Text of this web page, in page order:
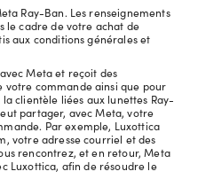
Ray-Ban. Les renseignements
le cadre de votre achat de
aux conditions générales et
Meta et reçoit des
commande ainsi que pour
clientèle liées aux lunettes Ray-
partager, avec Meta, votre
Par exemple, Luxottica
votre adresse courriel et des
rencontrez, et en retour, Meta
Luxottica, afin de résoudre le